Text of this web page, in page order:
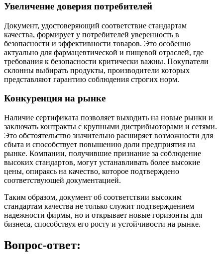
Увеличение доверия потребителей
Документ, удостоверяющий соответствие стандартам
качества, формирует у потребителей уверенность в
безопасности и эффективности товаров. Это особенно
актуально для фармацевтической и пищевой отраслей, где
требования к безопасности критически важны. Покупатели
склонны выбирать продукты, производители которых
представляют гарантию соблюдения строгих норм.
Конкуренция на рынке
Наличие сертификата позволяет выходить на новые рынки и
заключать контракты с крупными дистрибьюторами и сетями.
Это обстоятельство значительно расширяет возможности для
сбыта и способствует повышению доли предприятия на
рынке. Компании, получившие признание за соблюдение
высоких стандартов, могут устанавливать более высокие
цены, опираясь на качество, которое подтверждено
соответствующей документацией.
Таким образом, документ об соответствии высоким
стандартам качества не только служит подтверждением
надежности фирмы, но и открывает новые горизонты для
бизнеса, способствуя его росту и устойчивости на рынке.
Вопрос-ответ: